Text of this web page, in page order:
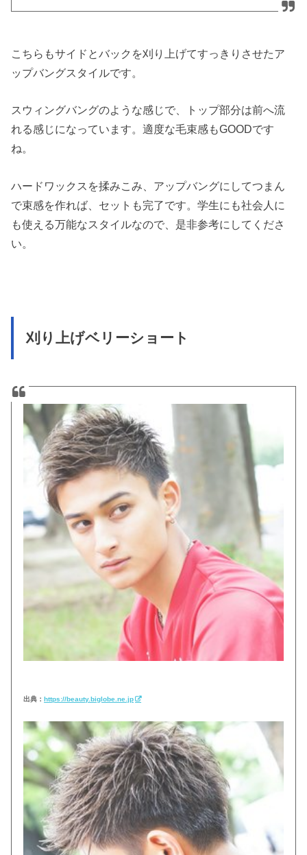
こちらもサイドとバックを刈り上げてすっきりさせたア
ップバングスタイルです。
スウィングバングのような感じで、トップ部分は前へ流
れる感じになっています。適度な毛束感もGOODです
ね。
ハードワックスを揉みこみ、アップバングにしてつまん
で束感を作れば、セットも完了です。学生にも社会人に
も使える万能なスタイルなので、是非参考にしてくださ
い。
刈り上げベリーショート
出典：https://beauty.biglobe.ne.jp